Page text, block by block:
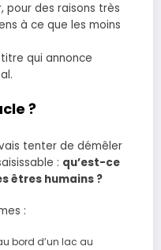
pour des raisons très
à ce que les moins
titre qui annonce
?
tenter de démêler
: qu’est-ce
êtres humains ?
:
bord d’un lac au